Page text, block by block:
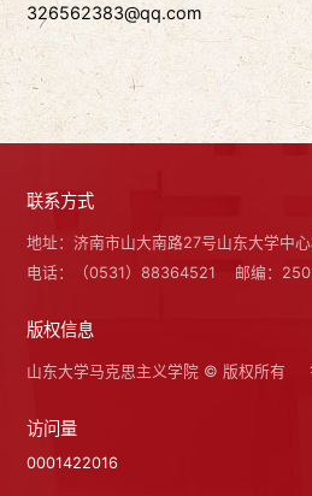
326562383@qq.com
联系方式
地址：济南市山大南路27号山东大学中
电话：（0531）88364521
邮编：
版权信息
山东大学马克思主义学院 © 版权所有
访问量
0001422016